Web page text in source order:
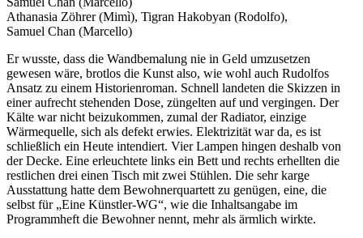
Athanasia Zöhrer (Mimì), Tigran Hakobyan (Rodolfo),
Samuel Chan (Marcello)
Er wusste, dass die Wandbemalung nie in Geld umzusetzen
gewesen wäre, brotlos die Kunst also, wie wohl auch Rudolfos
Ansatz zu einem Historienroman. Schnell landeten die Skizzen in
einer aufrecht stehenden Dose, züngelten auf und vergingen. Der
Kälte war nicht beizukommen, zumal der Radiator, einzige
Wärmequelle, sich als defekt erwies. Elektrizität war da, es ist
schließlich ein Heute intendiert. Vier Lampen hingen deshalb von
der Decke. Eine erleuchtete links ein Bett und rechts erhellten die
restlichen drei einen Tisch mit zwei Stühlen. Die sehr karge
Ausstattung hatte dem Bewohnerquartett zu genügen, eine, die
selbst für „Eine Künstler-WG“, wie die Inhaltsangabe im
Programmheft die Bewohner nennt, mehr als ärmlich wirkte.